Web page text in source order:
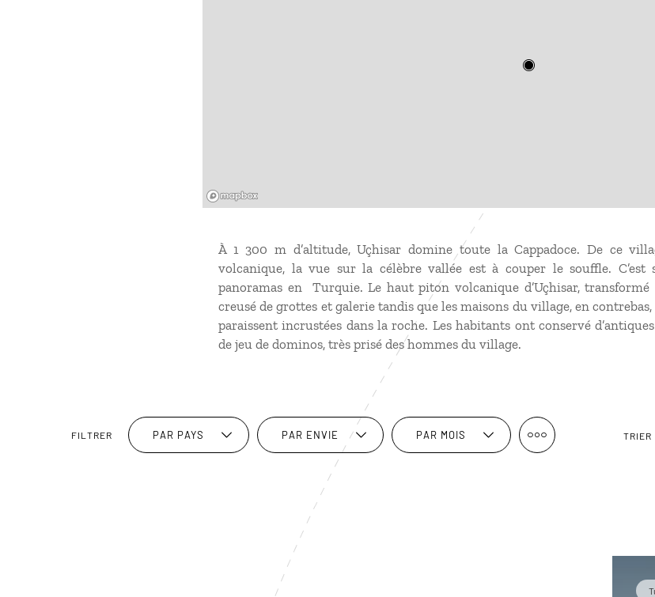
À 1 300 m d’altitude, Uçhisar domine toute la Cappadoce. De ce
volcanique, la vue sur la célèbre vallée est à couper le souffle. C’est
panoramas en Turquie. Le haut piton volcanique d’Uçhisar,
creusé de grottes et galerie tandis que les maisons du village, en contrebas,
paraissent incrustées dans la roche. Les habitants ont conservé
de jeu de dominos, très prisé des hommes du village.
FILTRER PAR PAYS PAR ENVIE PAR MOIS TRIER